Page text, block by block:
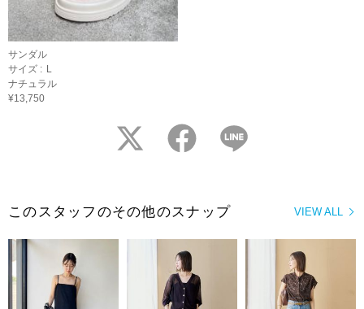
サンダル
サイズ : L
ナチュラル
¥13,750
twitter facebook
VIEW ALL
このスタッフのその他のスナップ